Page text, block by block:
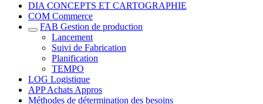
DIA CONCEPTS ET CARTOGRAPHIE
COM Commerce
FAB Gestion de production
Lancement
Suivi de Fabrication
Planification
TEMPO
LOG Logistique
APP Achats Appros
Méthodes de détermination des besoins